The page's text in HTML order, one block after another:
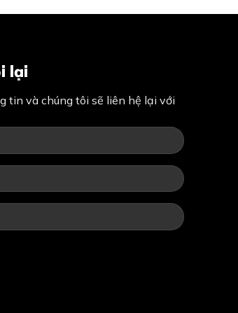
lại
tin và chúng tôi sẽ liên hệ lại với